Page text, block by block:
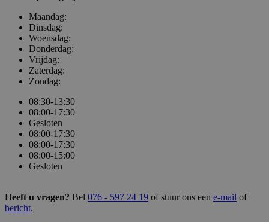
Maandag:
Dinsdag:
Woensdag:
Donderdag:
Vrijdag:
Zaterdag:
Zondag:
08:30-13:30
08:00-17:30
Gesloten
08:00-17:30
08:00-17:30
08:00-15:00
Gesloten
Heeft u vragen? Bel 076 - 597 24 19 of stuur ons een e-mail of
bericht.